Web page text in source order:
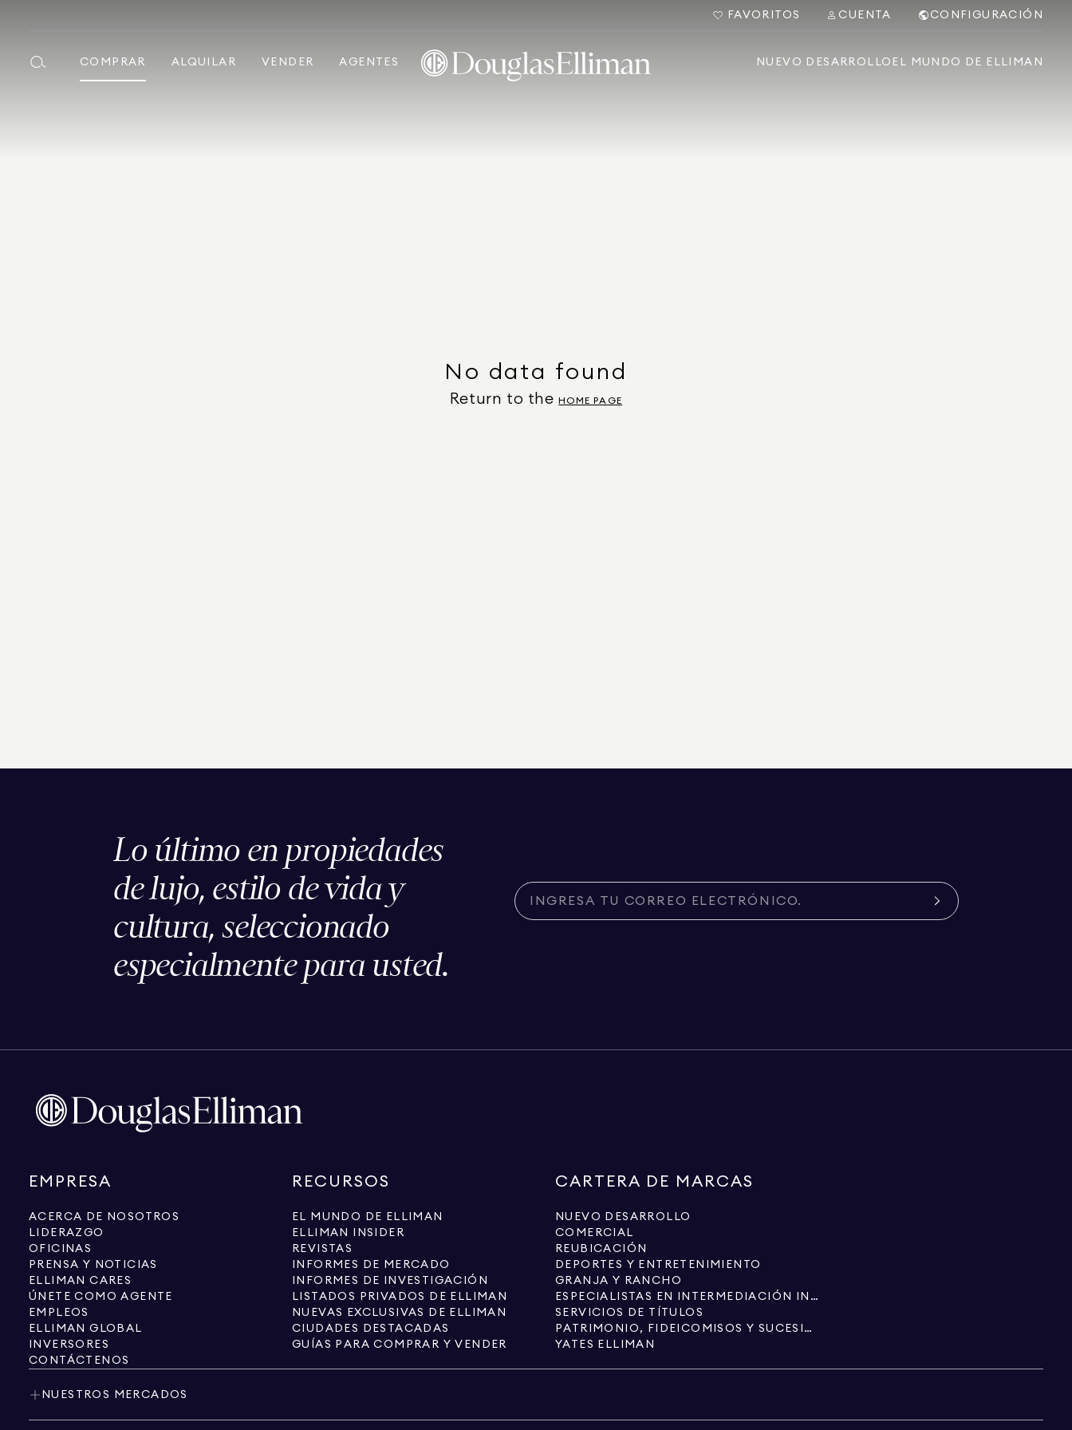
FAVORITOS CUENTA CONFIGURACIÓN
COMPRAR ALQUILAR VENDER AGENTES NUEVO DESARROLLO EL MUNDO DE ELLIMAN
No data found
Return to the HOME PAGE
Lo último en propiedades
de lujo, estilo de vida y
cultura, seleccionado
especialmente para usted.
EMPRESA
ACERCA DE NOSOTROS
LIDERAZGO
OFICINAS
PRENSA Y NOTICIAS
ELLIMAN CARES
ÚNETE COMO AGENTE
EMPLEOS
ELLIMAN GLOBAL
INVERSORES
CONTÁCTENOS
RECURSOS
EL MUNDO DE ELLIMAN
ELLIMAN INSIDER
REVISTAS
INFORMES DE MERCADO
INFORMES DE INVESTIGACIÓN
LISTADOS PRIVADOS DE ELLIMAN
NUEVAS EXCLUSIVAS DE ELLIMAN
CIUDADES DESTACADAS
GUÍAS PARA COMPRAR Y VENDER
CARTERA DE MARCAS
NUEVO DESARROLLO
COMERCIAL
REUBICACIÓN
DEPORTES Y ENTRETENIMIENTO
GRANJA Y RANCHO
ESPECIALISTAS EN INTERMEDIACIÓN INMOBILIARIA
SERVICIOS DE TÍTULOS
PATRIMONIO, FIDEICOMISOS Y SUCESIONES
YATES ELLIMAN
NUESTROS MERCADOS